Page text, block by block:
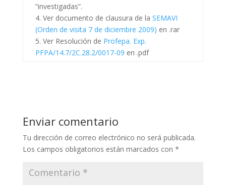
“investigadas”.
4. Ver documento de clausura de la SEMAVI
(Orden de visita 7 de diciembre 2009) en .rar
5. Ver Resolución de Profepa. Exp.
PFPA/14.7/2C.28.2/0017-09 en .pdf
Enviar comentario
Tu dirección de correo electrónico no será publicada.
Los campos obligatorios están marcados con *